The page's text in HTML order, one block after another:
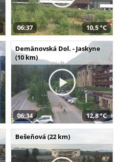
06:37 10,5 °C
Demänovská Dol. - Jaskyne
(10 km)
06:34 12,8 °C
Bešeňová (22 km)